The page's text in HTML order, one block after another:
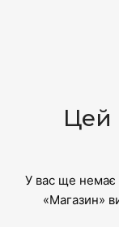
Цей
У вас ще немає
«Магазин»